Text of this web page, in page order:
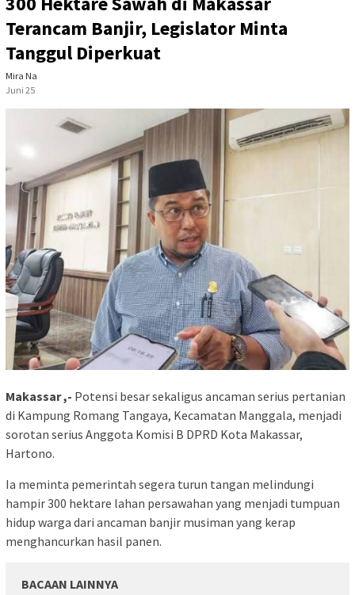
Terancam Banjir, Legislator Minta
Tanggul Diperkuat
Mira Na
Juni 25
Makassar ,- Potensi besar sekaligus ancaman serius pertanian
di Kampung Romang Tangaya, Kecamatan Manggala, menjadi
sorotan serius Anggota Komisi B DPRD Kota Makassar,
Hartono.
Ia meminta pemerintah segera turun tangan melindungi
hampir 300 hektare lahan persawahan yang menjadi tumpuan
hidup warga dari ancaman banjir musiman yang kerap
menghancurkan hasil panen.
BACAAN LAINNYA